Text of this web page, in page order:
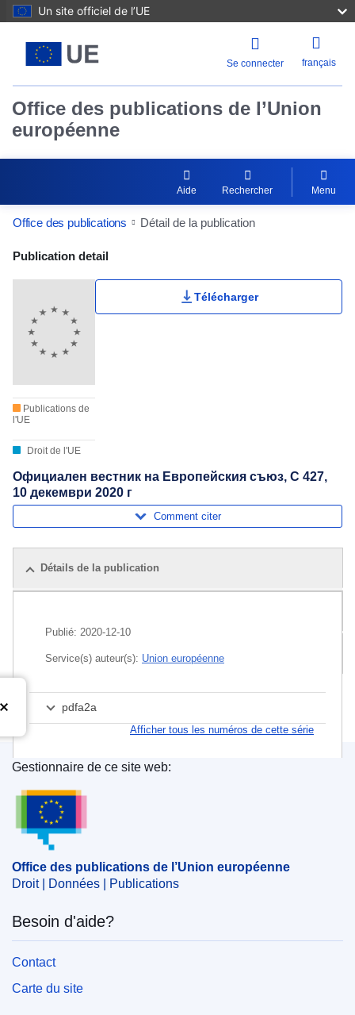
Un site officiel de l’UE
Se connecter français
Office des publications de l’Union
européenne
Aide Rechercher Menu
Office des publications Détail de la publication
Publication Detail Actions Portlet
Publication detail
Publications de
l'UE
Droit de l'UE
Télécharger
Официален вестник на Европейския съюз, C 427,
10 декември 2020 г
Comment citer
Détails de la publication
Pack
Publié: 2020-12-10
Service(s) auteur(s): Union européenne
pdfa2a
Afficher tous les numéros de cette série
Office des publications de l’Union européenne
Gestionnaire de ce site web:
Office des publications de l’Union européenne
Droit | Données | Publications
Besoin d'aide?
Contact
Carte du site